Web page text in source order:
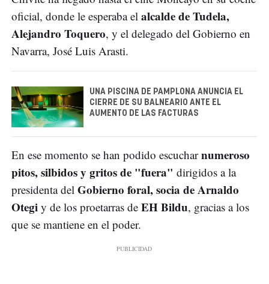
oficial, donde le esperaba el alcalde de Tudela,
Alejandro Toquero, y el delegado del Gobierno en
Navarra, José Luis Arasti.
UNA PISCINA DE PAMPLONA ANUNCIA EL
CIERRE DE SU BALNEARIO ANTE EL
AUMENTO DE LAS FACTURAS
En ese momento se han podido escucharnumeroso
pitos, silbidos y gritos de "fuera" dirigidos a la
presidenta del Gobierno foral, socia de Arnaldo
Otegi y de los proetarras de EH Bildu, gracias a los
que se mantiene en el poder.